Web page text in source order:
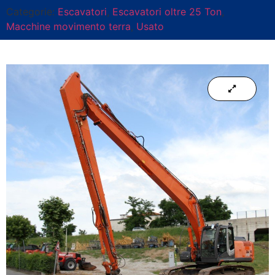
Categorie: Escavatori, Escavatori oltre 25 Ton,
Macchine movimento terra, Usato